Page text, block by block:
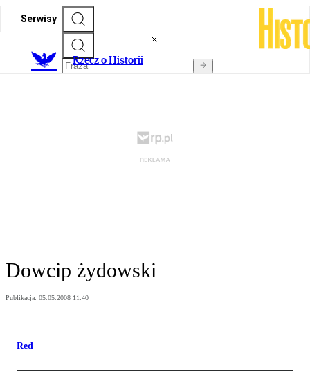
Serwisy
Rzecz o Historii
Dowcip żydowski
Publikacja: 05.05.2008 11:40
Red